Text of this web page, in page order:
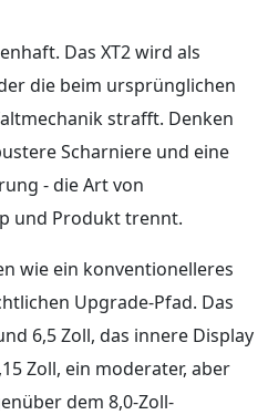
Das XT2 wird als
die beim ursprünglichen
strafft. Denken
Scharniere und eine
- die Art von
und Produkt trennt.
wie ein konventionelleres
Upgrade-Pfad. Das
6,5 Zoll, das innere Display
Zoll, ein moderater, aber
dem 8,0-Zoll-